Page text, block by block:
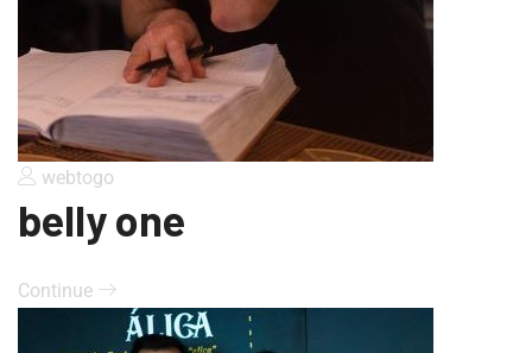
webtogo
belly one
Continue